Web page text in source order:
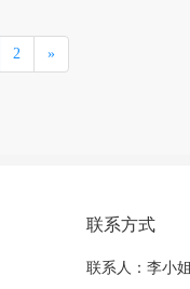
2 »
联系方式
联系人：李小姐